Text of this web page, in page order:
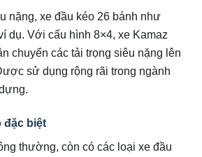
nặng, xe đầu kéo 26 bánh như
dụ. Với cấu hình 8×4, xe Kamaz
chuyển các tải trọng siêu nặng lên
sử dụng rộng rãi trong ngành
đặc biệt
thường, còn có các loại xe đầu